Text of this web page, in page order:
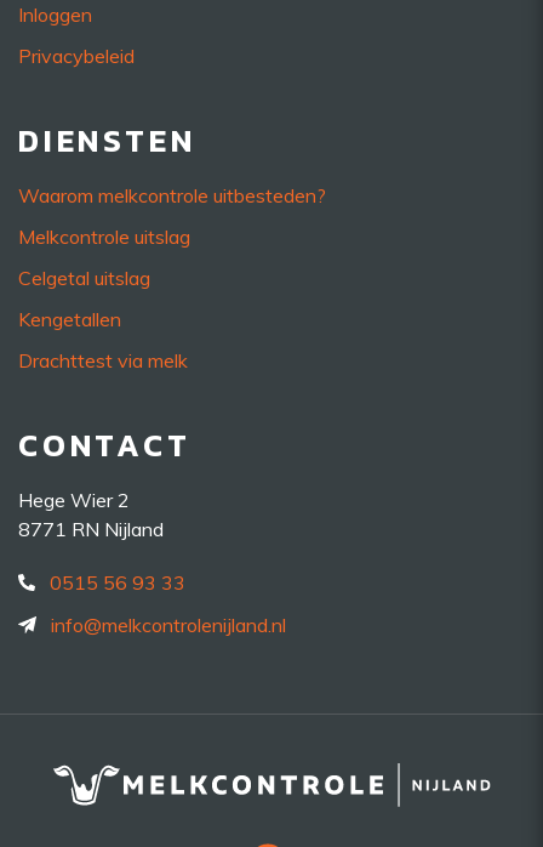
Inloggen
Privacybeleid
DIENSTEN
Waarom melkcontrole uitbesteden?
Melkcontrole uitslag
Celgetal uitslag
Kengetallen
Drachttest via melk
CONTACT
Hege Wier 2
8771 RN Nijland
0515 56 93 33
info@melkcontrolenijland.nl